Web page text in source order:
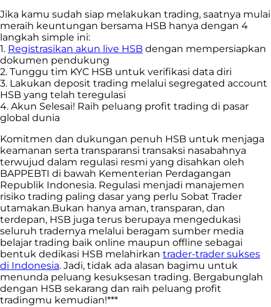
Jika kamu sudah siap melakukan trading, saatnya mulai
meraih keuntungan bersama HSB hanya dengan 4
langkah simple ini:
1. Registrasikan akun live HSB dengan mempersiapkan
dokumen pendukung
2. Tunggu tim KYC HSB untuk verifikasi data diri
3. Lakukan deposit trading melalui segregated account
HSB yang telah teregulasi
4. Akun Selesai! Raih peluang profit trading di pasar
global dunia
Komitmen dan dukungan penuh HSB untuk menjaga
keamanan serta transparansi transaksi nasabahnya
terwujud dalam regulasi resmi yang disahkan oleh
BAPPEBTI di bawah Kementerian Perdagangan
Republik Indonesia. Regulasi menjadi manajemen
risiko trading paling dasar yang perlu Sobat Trader
utamakan.Bukan hanya aman, transparan, dan
terdepan, HSB juga terus berupaya mengedukasi
seluruh tradernya melalui beragam sumber media
belajar trading baik online maupun offline sebagai
bentuk dedikasi HSB melahirkan trader-trader sukses
di Indonesia. Jadi, tidak ada alasan bagimu untuk
menunda peluang kesuksesan trading. Bergabunglah
dengan HSB sekarang dan raih peluang profit
tradingmu kemudian!***